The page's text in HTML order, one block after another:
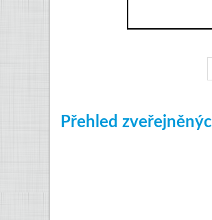
Přehled